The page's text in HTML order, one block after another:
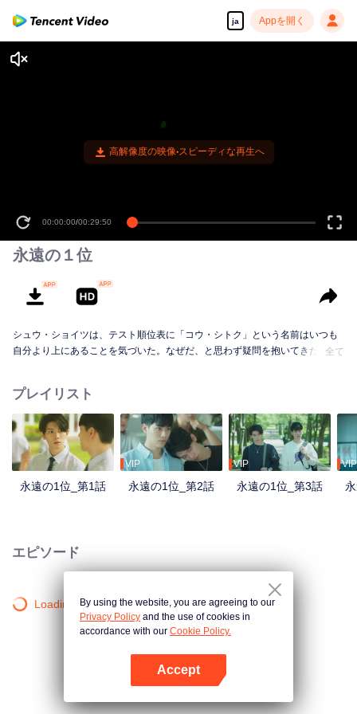
ja Appを開く
高解像度の映像•スピーディな再生へ
00:00:00/00:29:50
永遠の１位
シュウ・ショイツは、テスト順位表に「コウ・シトク」という名前はいつも
自分より上にあることを気づいた。なぜだ、と思わず疑問を抱いてきた。小
もう会うことがないだろうと、心底から喜んで考えた。 学園生活を満喫して
いたシュウ・ショイツは、また好きな水泳部に入り、称賛を浴びる日々を送
っていた。しかし、卒業前の伝統行事である新人戦でなんとコウ・シトクと
再会した。ひそかに思いを寄せていた先輩に格好いいとこを見せるところ
が、シュウ・ショイツは痙攣でおぼれ死にかけ、コウ・シトクに救われた。
恥ずかしい過ぎて死にたいと、彼は本気でそう考えた。 その後、先輩が幼馴
染と付き合っていることに気づいたシュウ・ショイツは、改めて「やはり、
うか。
全て
プレイリスト
永遠の1位_第1話
VIP
永遠の1位_第2話
VIP
永遠の1位_第3話
VIP
エピソード
Loading…By using the website, you are agreeing to our
Privacy Policy and the use of cookies in
accordance with our Cookie Policy.
Accept